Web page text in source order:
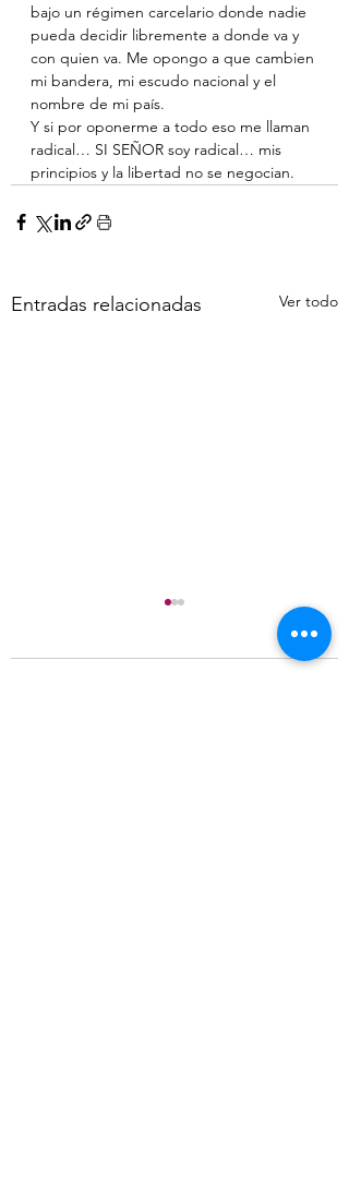
bajo un régimen carcelario donde nadie
pueda decidir libremente a donde va y
con quien va. Me opongo a que cambien
mi bandera, mi escudo nacional y el
nombre de mi país.
Y si por oponerme a todo eso me llaman
radical… SI SEÑOR soy radical… mis
principios y la libertad no se negocian.
Entradas relacionadas Ver todo